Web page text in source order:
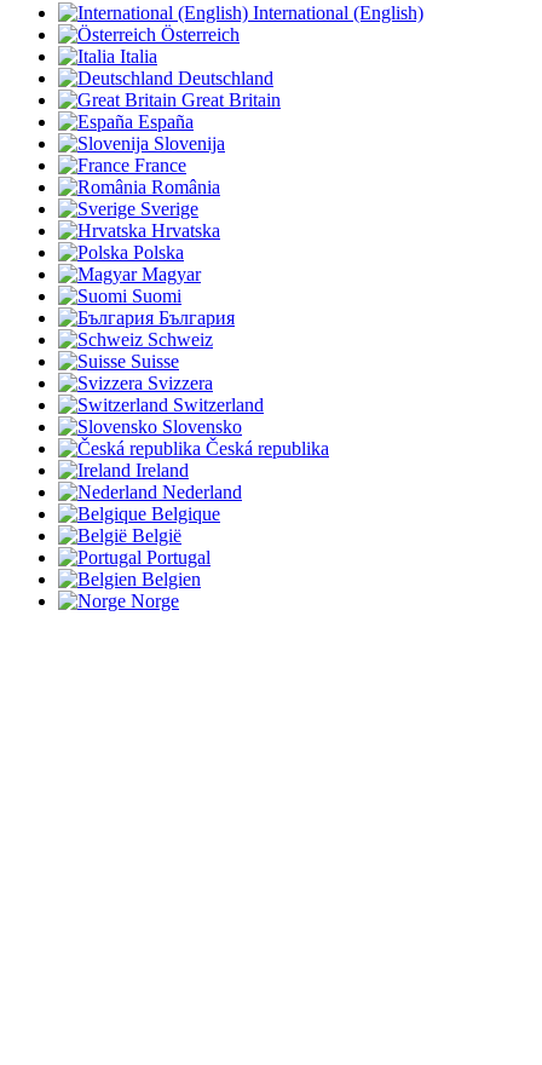
International (English)
Österreich
Italia
Deutschland
Great Britain
España
Slovenija
France
România
Sverige
Hrvatska
Polska
Magyar
Suomi
България
Schweiz
Suisse
Svizzera
Switzerland
Slovensko
Česká republika
Ireland
Nederland
Belgique
België
Portugal
Belgien
Norge